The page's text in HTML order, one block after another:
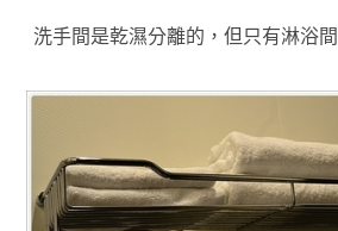
洗手間是乾濕分離的，但只有淋浴